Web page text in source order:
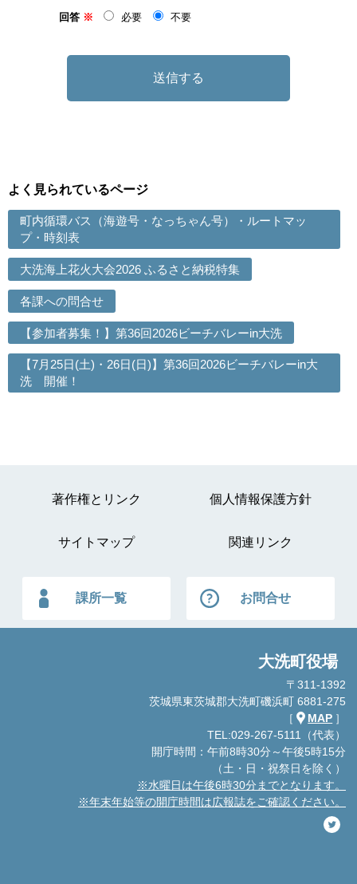
回答 必要 不要
よく見られているページ
町内循環バス（海遊号・なっちゃん号）・ルートマッ
プ・時刻表
大洗海上花火大会2026 ふるさと納税特集
各課への問合せ
【参加者募集！】第36回2026ビーチバレーin大洗
【7月25日(土)・26日(日)】第36回2026ビーチバレーin大
洗 開催！
著作権とリンク 個人情報保護方針
サイトマップ 関連リンク
課所一覧 お問合せ
大洗町役場
〒311-1392
茨城県東茨城郡大洗町磯浜町 6881-275
［
MAP ］
TEL:029-267-5111（代表）
開庁時間：午前8時30分～午後5時15分
（土・日・祝祭日を除く）
※水曜日は午後6時30分までとなります。
※年末年始等の開庁時間は広報誌をご確認ください。